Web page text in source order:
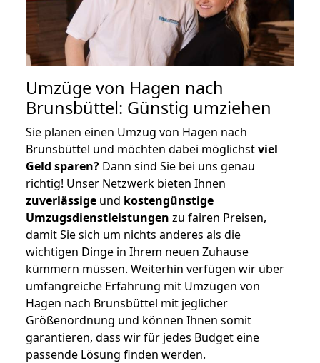
Umzüge von Hagen nach
Brunsbüttel: Günstig umziehen
Sie planen einen Umzug von Hagen nach
Brunsbüttel und möchten dabei möglichstviel
Geld sparen? Dann sind Sie bei uns genau
richtig! Unser Netzwerk bieten Ihnen
zuverlässige und kostengünstige
Umzugsdienstleistungen zu fairen Preisen,
damit Sie sich um nichts anderes als die
wichtigen Dinge in Ihrem neuen Zuhause
kümmern müssen. Weiterhin verfügen wir über
umfangreiche Erfahrung mit Umzügen von
Hagen nach Brunsbüttel mit jeglicher
Größenordnung und können Ihnen somit
garantieren, dass wir für jedes Budget eine
passende Lösung finden werden.